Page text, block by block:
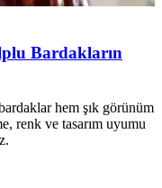
Bardakların
hem şık görünüm
renk ve tasarım uyumu